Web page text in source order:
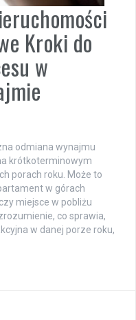
Kroki do
w
odmiana wynajmu
krótkoterminowym
porach roku. Może to
w górach
miejsce w pobliżu
co sprawia,
w danej porze roku,